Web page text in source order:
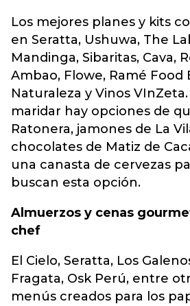
Los mejores planes y kits
en Seratta, Ushuwa, The
Mandinga, Sibaritas, Cava,
Ambao, Flowe, Ramé Food
Naturaleza y Vinos VInZeta.
maridar hay opciones de
Ratonera, jamones de La
chocolates de Matiz de
una canasta de cervezas
buscan esta opción.
Almuerzos y cenas
chef
El Cielo, Seratta, Los
Fragata, Osk Perú, entre
menús creados para los